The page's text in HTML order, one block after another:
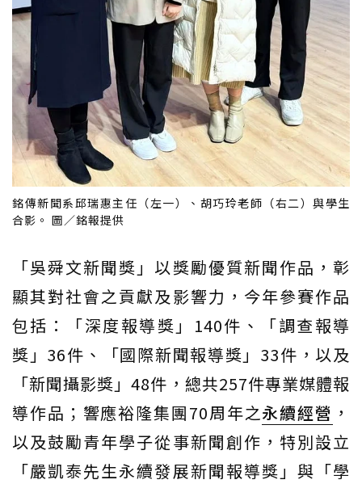
銘傳新聞系邱瑞惠主任（左一）、胡巧玲老師（右二）與學生
合影。 圖／銘報提供
「吳舜文新聞獎」以獎勵優質新聞作品，彰
顯其對社會之貢獻及影響力，今年參賽作品
包括：「深度報導獎」140件、「調查報導
獎」36件、「國際新聞報導獎」33件，以及
「新聞攝影獎」48件，總共257件專業媒體報
導作品；響應裕隆集團70周年之永續經營 ，
以及鼓勵青年學子從事新聞創作，特別設立
「嚴凱泰先生永續發展新聞報導獎」與「學